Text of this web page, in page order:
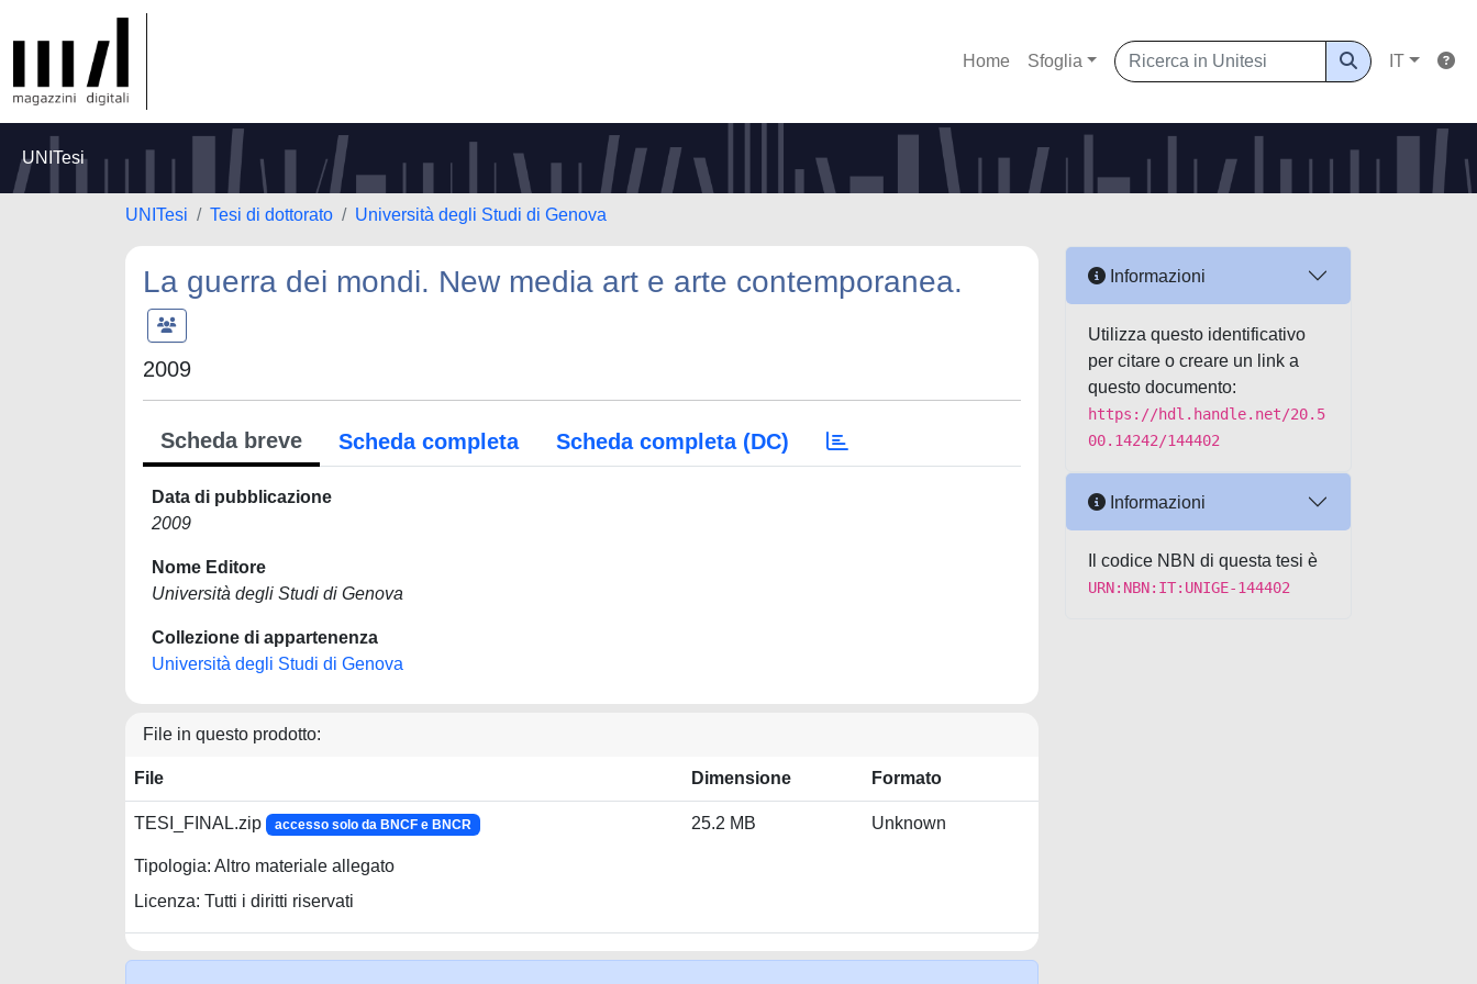
Home Sfoglia IT
UNITesi
UNITesi Tesi di dottorato Università degli Studi di Genova
La guerra dei mondi. New media art e arte contemporanea.
2009
Scheda breve Scheda completa Scheda completa (DC)
Data di pubblicazione
2009
Nome Editore
Università degli Studi di Genova
Collezione di appartenenza
Università degli Studi di Genova
File in questo prodotto:
File Dimensione Formato
TESI_FINAL.zip accesso solo da BNCF e BNCR
Tipologia: Altro materiale allegato
Licenza: Tutti i diritti riservati
25.2 MB Unknown
Informazioni
Utilizza questo identificativo
per citare o creare un link a
questo documento:
https://hdl.handle.net/20.5
00.14242/144402
Informazioni
Il codice NBN di questa tesi è
URN:NBN:IT:UNIGE-144402